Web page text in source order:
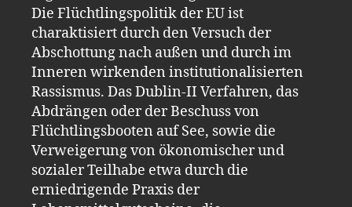
Die Flüchtlingspolitik der EU ist
charaktisiert durch den Versuch der
Abschottung nach außen und durch im
Inneren wirkenden institutionalisierten
Rassismus. Das Dublin-II Verfahren, das
Abdrängen oder der Beschuss von
Flüchtlingsbooten auf See, sowie die
Verweigerung von ökonomischer und
sozialer Teilhabe etwa durch die
erniedrigende Praxis der